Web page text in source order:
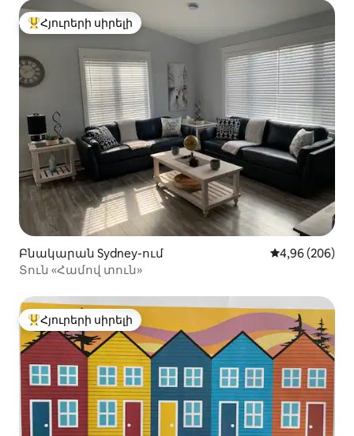
Հյուրերի սիրելի լավագույն տները
Հյուրերի սիրելի
Բնակարան Sydney-ում Միջին
4,96 (206)
Տուն «Համով տուն»
Հյուրերի սիրելի լավագույն տները
Հյուրերի սիրելի